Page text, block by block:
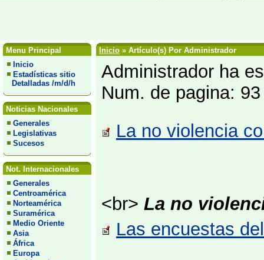
Menu Principal
Inicio
Estadísticas sitio
Detalladas /m/d/h
Noticias Nacionales
Generales
Legislativas
Sucesos
Not. Internacionales
Generales
Centroamérica
Norteamérica
Suramérica
Medio Oriente
Asia
África
Europa
Inicio » Artículo(s) Por Administrador
Administrador ha
Num. de pagina: 93
La no violencia
<br> La no
Las encuestas